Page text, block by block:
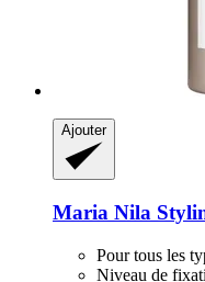
Ajouter
Maria Nila
Pour tous les
Niveau de